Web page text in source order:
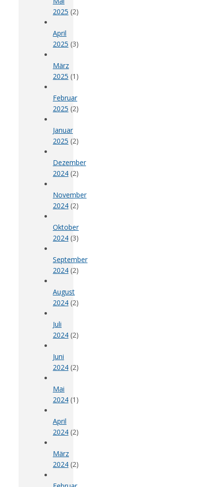
2025 (2)
April
2025 (3)
März
2025 (1)
Februar
2025 (2)
Januar
2025 (2)
Dezember
2024 (2)
November
2024 (2)
Oktober
2024 (3)
September
2024 (2)
August
2024 (2)
Juli
2024 (2)
Juni
2024 (2)
Mai
2024 (1)
April
2024 (2)
März
2024 (2)